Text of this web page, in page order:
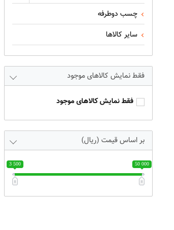
چسب دوطرفه
سایر کالاها
فقط نمایش کالاهای موجود
فقط نمایش کالاهای موجود
بر اساس قیمت (ریال)
3 500 50 000